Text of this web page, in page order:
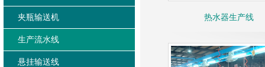
夹瓶输送机
生产流水线
悬挂输送线
热水器生产线